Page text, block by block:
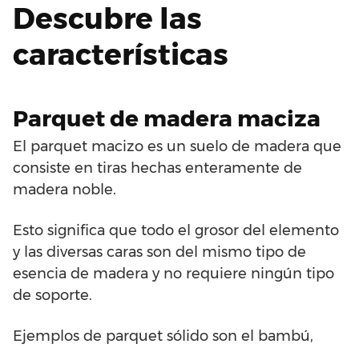
Descubre las
características
Parquet de madera maciza
El parquet macizo es un suelo de madera que
consiste en tiras hechas enteramente de
madera noble.
Esto significa que todo el grosor del elemento
y las diversas caras son del mismo tipo de
esencia de madera y no requiere ningún tipo
de soporte.
Ejemplos de parquet sólido son el bambú,